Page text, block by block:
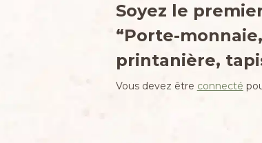
Soyez le
“Porte-
printanière,
Vous devez être connecté